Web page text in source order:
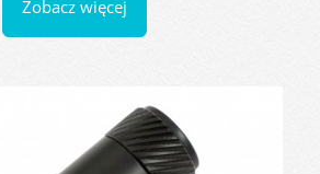
Zobacz więcej